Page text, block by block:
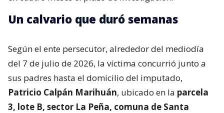
Un calvario que duró semanas
Según el ente persecutor, alrededor del mediodía
del 7 de julio de 2026, la víctima concurrió junto a
sus padres hasta el domicilio del imputado,
Patricio Calpán Marihuán, ubicado en la parcela
3, lote B, sector La Peña, comuna de Santa